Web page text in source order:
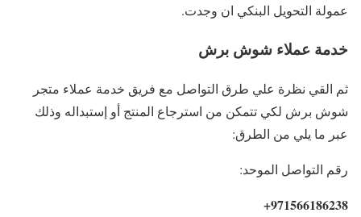
عمولة التحويل البنكي ان وجدت.
خدمة عملاء شوش برش
ثم القي نظرة علي طرق التواصل مع فريق خدمة عملاء متجر
شوش برش لكي تتمكن من استرجاع المنتج أو إستبداله وذلك
عبر ما يلي من الطرق:
رقم التواصل الموحد:
971566186238+